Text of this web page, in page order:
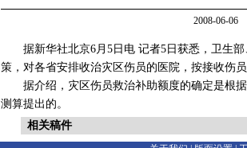
2008-06-06
据新华社北京6月5日电 记者5日获悉，卫生部
策，对各省安排收治灾区伤员的医院，按接收伤
据介绍，灾区伤员救治补助额度的确定是根据
测算提出的。
相关稿件